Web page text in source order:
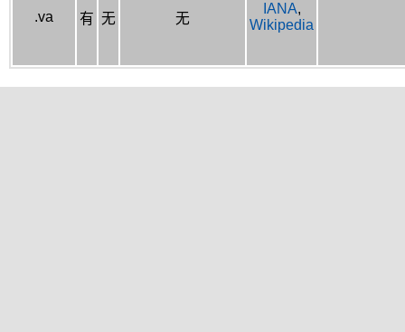
.va 有 无 无
IANA,
Wikipedia